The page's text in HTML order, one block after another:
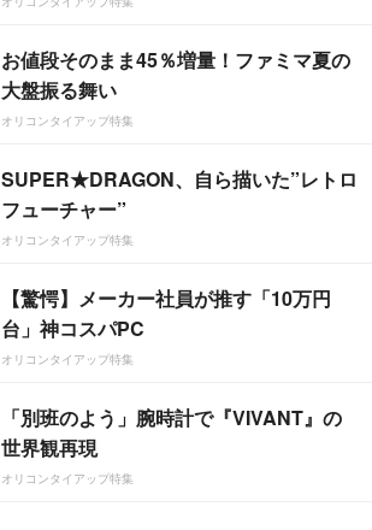
お値段そのまま45％増量！ファミマ夏の
大盤振る舞い
オリコンタイアップ特集
SUPER★DRAGON、自ら描いた”レトロ
フューチャー”
オリコンタイアップ特集
【驚愕】メーカー社員が推す「10万円
台」神コスパPC
オリコンタイアップ特集
「別班のよう」腕時計で『VIVANT』の
世界観再現
オリコンタイアップ特集